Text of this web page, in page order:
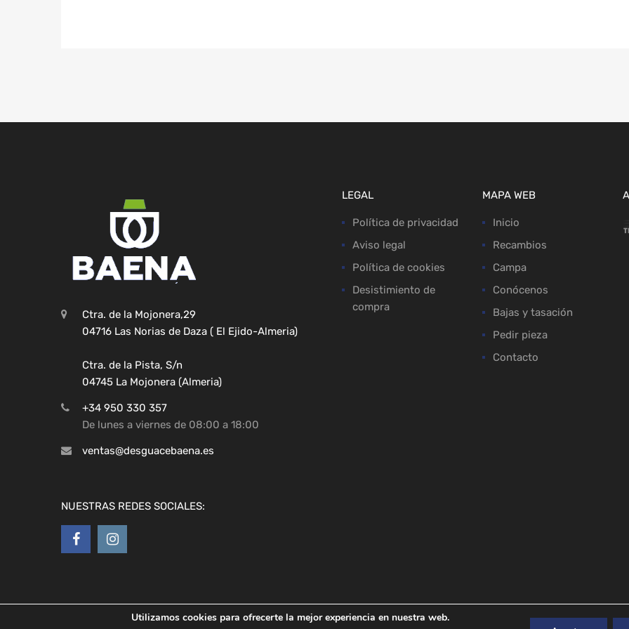
Ctra. de la Mojonera,29
04716 Las Norias de Daza ( El Ejido-Almeria)
Ctra. de la Pista, S/n
04745 La Mojonera (Almeria)
+34 950 330 357
De lunes a viernes de 08:00 a 18:00
ventas@desguacebaena.es
NUESTRAS REDES SOCIALES:
LEGAL
Política de privacidad
Aviso legal
Política de cookies
Desistimiento de
compra
MAPA WEB
Inicio
Recambios
Campa
Conócenos
Bajas y tasación
Pedir pieza
Contacto
Desguaces Baena
Utilizamos cookies para ofrecerte la mejor experiencia en nuestra web.